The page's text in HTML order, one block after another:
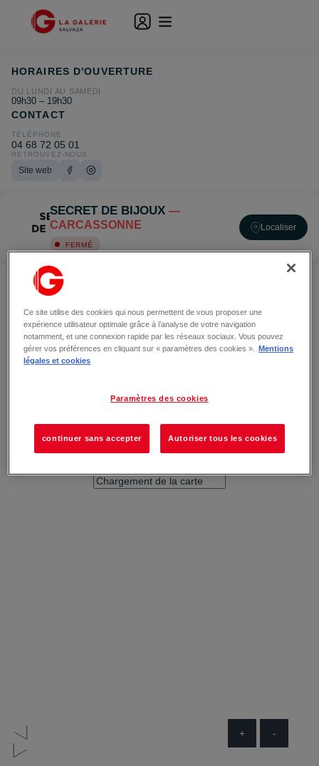
SECRET DE BIJOUX —
CARCASSONNE
FERMÉ
Localiser
ACCÉDER À SECRET DE BIJOUX — CARCASSONNE
+ -
HORAIRES D'OUVERTURE
DU LUNDI AU SAMEDI
09h30 – 19h30
CONTACT
TÉLÉPHONE
04 68 72 05 01
RETROUVEZ-NOUS
Site web
Ce site utilise des cookies qui nous permettent de vous proposer une
expérience utilisateur optimale grâce à l’analyse de votre navigation
notamment, et une connexion rapide par les réseaux sociaux. Vous pouvez
gérer vos préférences en cliquant sur « paramètres des cookies ».
Mentions
légales et cookies
Paramètres des cookies
continuer sans accepter Autoriser tous les cookies